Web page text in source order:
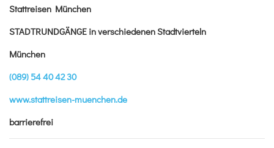
Stattreisen München
STADTRUNDGÄNGE in verschiedenen Stadtvierteln
München
(089) 54 40 42 30
www.stattreisen-muenchen.de
barrierefrei